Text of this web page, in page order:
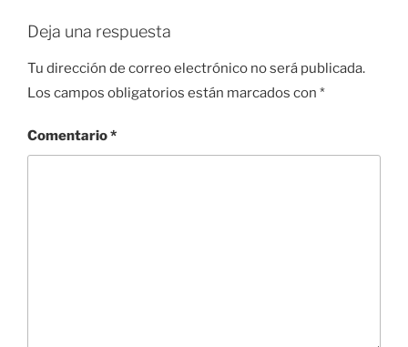
Deja una respuesta
Tu dirección de correo electrónico no será publicada.
Los campos obligatorios están marcados con *
Comentario*